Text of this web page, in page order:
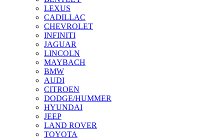
LEXUS
CADILLAC
CHEVROLET
INFINITI
JAGUAR
LINCOLN
MAYBACH
BMW
AUDI
CITROEN
DODGE/HUMMER
HYUNDAI
JEEP
LAND ROVER
TOYOTA